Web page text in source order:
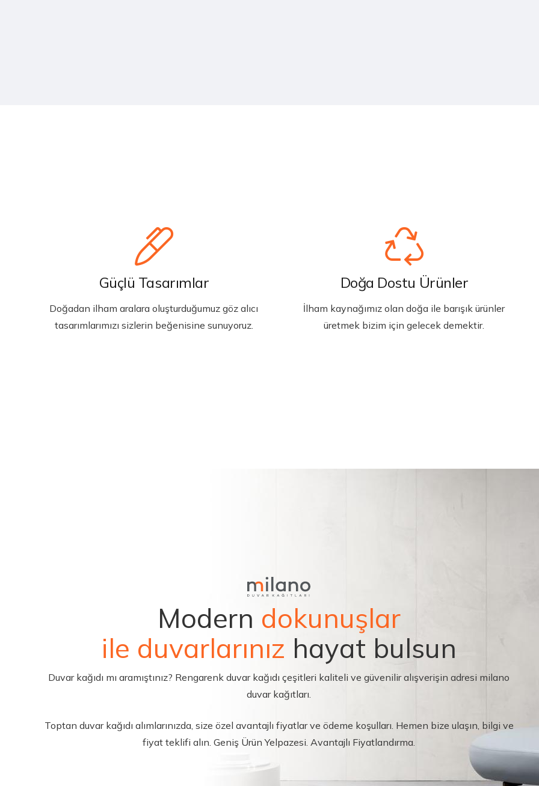
Güçlü Tasarımlar
Doğadan ilham aralara oluşturduğumuz göz alıcı
tasarımlarımızı sizlerin beğenisine sunuyoruz.
Doğa Dostu Ürünler
İlham kaynağımız olan doğa ile barışık ürünler
üretmek bizim için gelecek demektir.
Modern dokunuşlar
ile duvarlarınız hayat bulsun
Duvar kağıdı mı aramıştınız? Rengarenk duvar kağıdı çeşitleri kaliteli ve güvenilir alışverişin adresi milano
duvar kağıtları.
Toptan duvar kağıdı alımlarınızda, size özel avantajlı fiyatlar ve ödeme koşulları. Hemen bize ulaşın, bilgi ve
fiyat teklifi alın. Geniş Ürün Yelpazesi. Avantajlı Fiyatlandırma.